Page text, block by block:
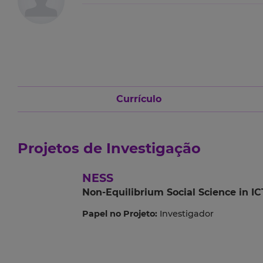
Currículo
Projetos de Investigação
NESS
Non-Equilibrium Social Science in
Papel no Projeto: Investigador